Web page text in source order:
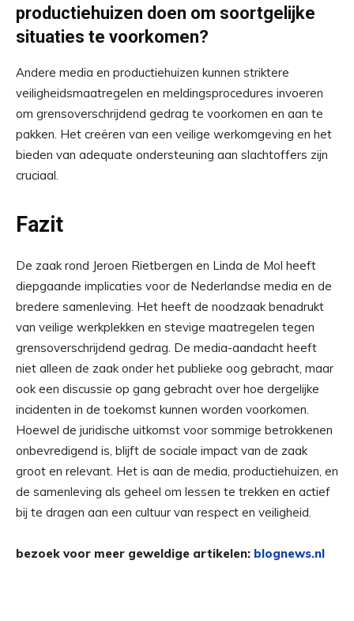
productiehuizen doen om soortgelijke
situaties te voorkomen?
Andere media en productiehuizen kunnen striktere
veiligheidsmaatregelen en meldingsprocedures invoeren
om grensoverschrijdend gedrag te voorkomen en aan te
pakken. Het creëren van een veilige werkomgeving en het
bieden van adequate ondersteuning aan slachtoffers zijn
cruciaal.
Fazit
De zaak rond Jeroen Rietbergen en Linda de Mol heeft
diepgaande implicaties voor de Nederlandse media en de
bredere samenleving. Het heeft de noodzaak benadrukt
van veilige werkplekken en stevige maatregelen tegen
grensoverschrijdend gedrag. De media-aandacht heeft
niet alleen de zaak onder het publieke oog gebracht, maar
ook een discussie op gang gebracht over hoe dergelijke
incidenten in de toekomst kunnen worden voorkomen.
Hoewel de juridische uitkomst voor sommige betrokkenen
onbevredigend is, blijft de sociale impact van de zaak
groot en relevant. Het is aan de media, productiehuizen, en
de samenleving als geheel om lessen te trekken en actief
bij te dragen aan een cultuur van respect en veiligheid.
bezoek voor meer geweldige artikelen: blognews.nl